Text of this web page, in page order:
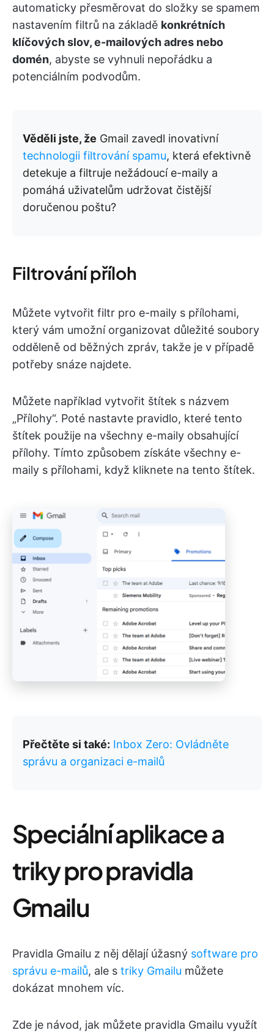
automaticky přesměrovat do složky se spamem
nastavením filtrů na základě konkrétních
klíčových slov, e-mailových adres nebo
domén, abyste se vyhnuli nepořádku a
potenciálním podvodům.
Věděli jste, že Gmail zavedl inovativní
technologii filtrování spamu, která efektivně
detekuje a filtruje nežádoucí e-maily a
pomáhá uživatelům udržovat čistější
doručenou poštu?
Filtrování příloh
Můžete vytvořit filtr pro e-maily s přílohami,
který vám umožní organizovat důležité soubory
odděleně od běžných zpráv, takže je v případě
potřeby snáze najdete.
Můžete například vytvořit štítek s názvem
„Přílohy“. Poté nastavte pravidlo, které tento
štítek použije na všechny e-maily obsahující
přílohy. Tímto způsobem získáte všechny e-
maily s přílohami, když kliknete na tento štítek.
Přečtěte si také: Inbox Zero: Ovládněte
správu a organizaci e-mailů
Speciální aplikace a
triky pro pravidla
Gmailu
Pravidla Gmailu z něj dělají úžasný software pro
správu e-mailů, ale s triky Gmailu můžete
dokázat mnohem víc.
Zde je návod, jak můžete pravidla Gmailu využít